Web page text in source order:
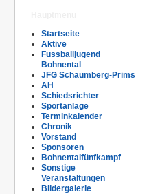
Startseite
Aktive
Fussballjugend
Bohnental
JFG Schaumberg-Prims
AH
Schiedsrichter
Sportanlage
Terminkalender
Chronik
Vorstand
Sponsoren
Bohnentalfünfkampf
Sonstige
Veranstaltungen
Bildergalerie